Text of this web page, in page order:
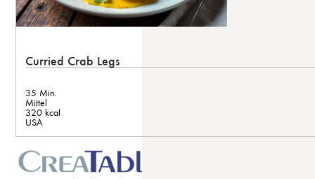
Curried Crab Legs
35 Min.
Mittel
320 kcal
USA